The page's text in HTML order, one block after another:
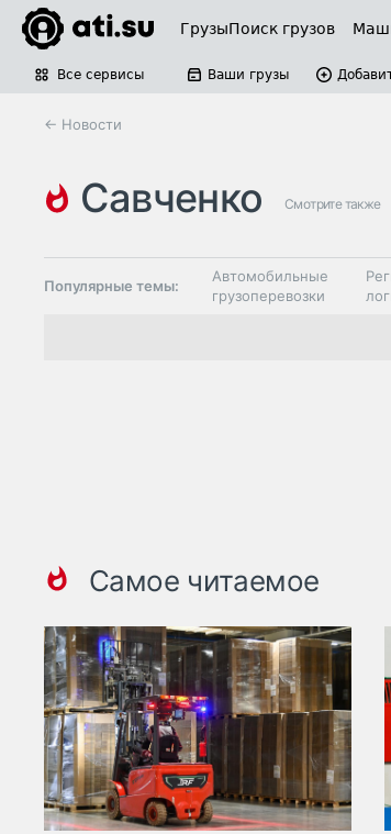
ГрузыПоиск грузов
Все сервисы Ваши грузы
← Новости
савченко Смотрите также
Популярные темы:
Автомобильные
грузоперевозки
Самое читаемое